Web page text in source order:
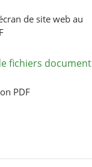
de site web au
fichiers document
PDF